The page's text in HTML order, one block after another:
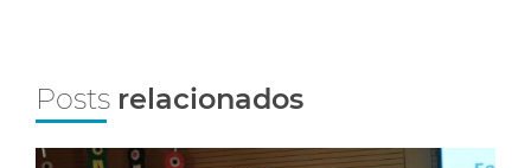
Posts relacionados